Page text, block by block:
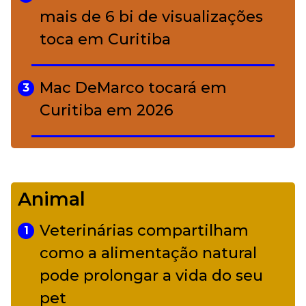
mais de 6 bi de visualizações
toca em Curitiba
3
Mac DeMarco tocará em
Curitiba em 2026
Camerata tem repertório
diverso a partir de R$ 17
Adriana Calcanhotto retoma
alter ego infantil para show em
Curitiba
Animal
1
Veterinárias compartilham
como a alimentação natural
pode prolongar a vida do seu
pet